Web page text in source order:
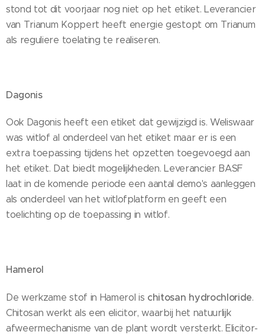
stond tot dit voorjaar nog niet op het etiket. Leverancier
van Trianum Koppert heeft energie gestopt om Trianum
als reguliere toelating te realiseren.
Dagonis
Ook Dagonis heeft een etiket dat gewijzigd is. Weliswaar
was witlof al onderdeel van het etiket maar er is een
extra toepassing tijdens het opzetten toegevoegd aan
het etiket. Dat biedt mogelijkheden. Leverancier BASF
laat in de komende periode een aantal demo's aanleggen
als onderdeel van het witlofplatform en geeft een
toelichting op de toepassing in witlof.
Hamerol
De werkzame stof in Hamerol is chitosan hydrochloride.
Chitosan werkt als een elicitor, waarbij het natuurlijk
afweermechanisme van de plant wordt versterkt. Elicitor-